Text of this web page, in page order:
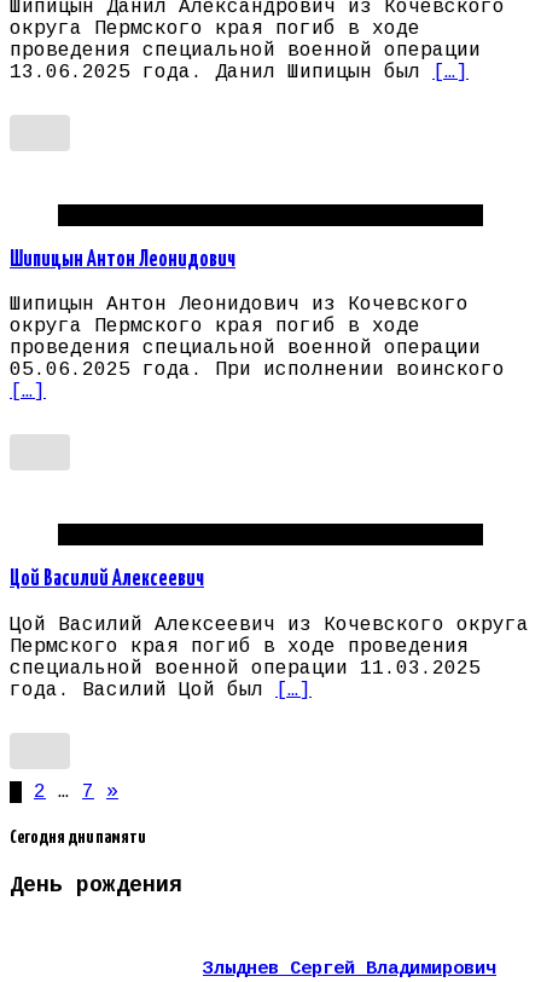
Шипицын Данил Александрович из Кочевского
округа Пермского края погиб в ходе
проведения специальной военной операции
13.06.2025 года. Данил Шипицын был
[…]
Шипицын Антон Леонидович
Шипицын Антон Леонидович из Кочевского
округа Пермского края погиб в ходе
проведения специальной военной операции
05.06.2025 года. При исполнении воинского
[…]
Цой Василий Алексеевич
Цой Василий Алексеевич из Кочевского округа
Пермского края погиб в ходе проведения
специальной военной операции 11.03.2025
года. Василий Цой был
[…]
Пагинация
записей
2 … 7 »
Сегодня дни памяти
День рождения
Злыднев Сергей Владимирович